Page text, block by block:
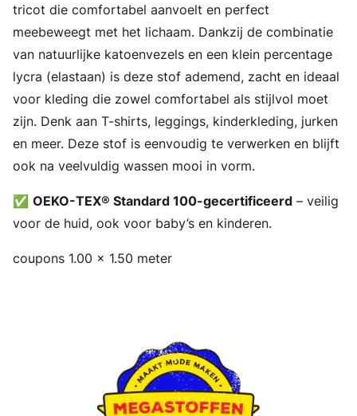
tricot die comfortabel aanvoelt en perfect
meebeweegt met het lichaam. Dankzij de combinatie
van natuurlijke katoenvezels en een klein percentage
lycra (elastaan) is deze stof ademend, zacht en ideaal
voor kleding die zowel comfortabel als stijlvol moet
zijn. Denk aan T-shirts, leggings, kinderkleding, jurken
en meer. Deze stof is eenvoudig te verwerken en blijft
ook na veelvuldig wassen mooi in vorm.
✅ OEKO-TEX® Standard 100-gecertificeerd – veilig
voor de huid, ook voor baby’s en kinderen.
coupons 1.00 x 1.50 meter